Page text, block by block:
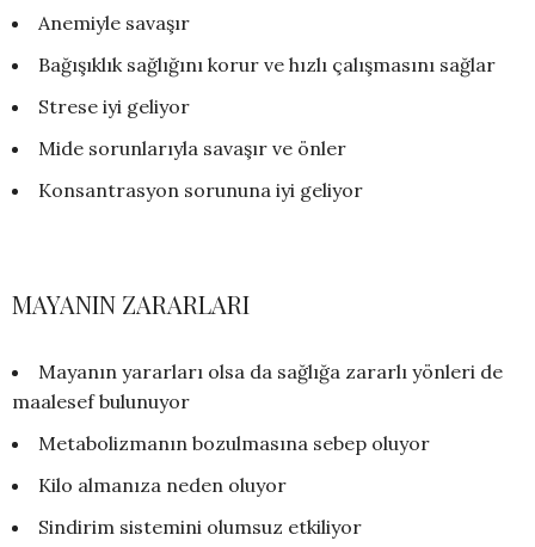
Anemiyle savaşır
Bağışıklık sağlığını korur ve hızlı çalışmasını sağlar
Strese iyi geliyor
Mide sorunlarıyla savaşır ve önler
Konsantrasyon sorununa iyi geliyor
MAYANIN ZARARLARI
Mayanın yararları olsa da sağlığa zararlı yönleri de
maalesef bulunuyor
Metabolizmanın bozulmasına sebep oluyor
Kilo almanıza neden oluyor
Sindirim sistemini olumsuz etkiliyor